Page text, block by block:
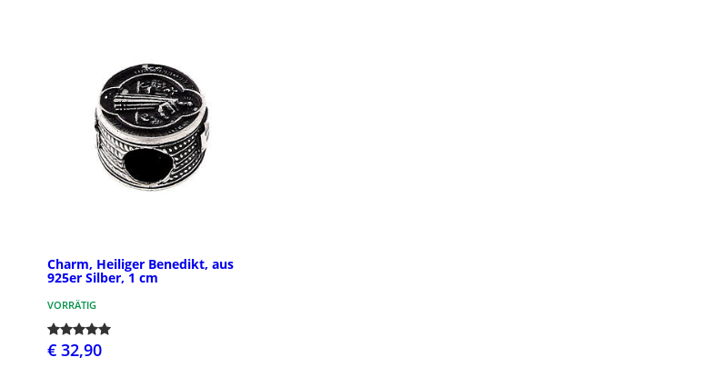
Charm, Heiliger Benedikt, aus
925er Silber, 1 cm
VORRÄTIG
€ 32,90